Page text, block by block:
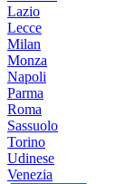
Lazio
Lecce
Milan
Monza
Napoli
Parma
Roma
Sassuolo
Torino
Udinese
Venezia